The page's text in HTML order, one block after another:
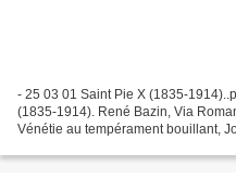
- 25 03 01 Saint Pie X (1835-
(1835-1914). René Bazin, Via
Vénétie au tempérament bouillant,